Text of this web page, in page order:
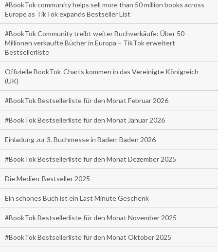
#BookTok community helps sell more than 50 million books across
Europe as TikTok expands Bestseller List
#BookTok Community treibt weiter Buchverkäufe: Über 50
Millionen verkaufte Bücher in Europa – TikTok erweitert
Bestsellerliste
Offizielle BookTok-Charts kommen in das Vereinigte Königreich
(UK)
#BookTok Bestsellerliste für den Monat Februar 2026
#BookTok Bestsellerliste für den Monat Januar 2026
Einladung zur 3. Buchmesse in Baden-Baden 2026
#BookTok Bestsellerliste für den Monat Dezember 2025
Die Medien-Bestseller 2025
Ein schönes Buch ist ein Last Minute Geschenk
#BookTok Bestsellerliste für den Monat November 2025
#BookTok Bestsellerliste für den Monat Oktober 2025